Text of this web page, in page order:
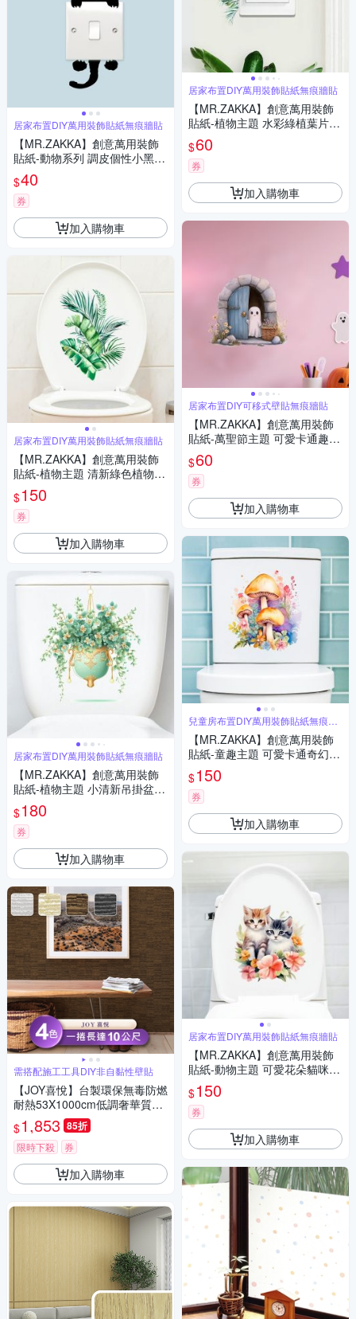
居家布置DIY萬用裝飾貼紙無痕牆貼
【MR.ZAKKA】創意萬用裝飾
貼紙-動物系列 調皮個性小黑貓
居家布置 DIY可移式壁貼 無痕
壁貼 牆貼
$40
券
加入購物車
居家布置DIY萬用裝飾貼紙無痕牆貼
【MR.ZAKKA】創意萬用裝飾
貼紙-植物主題 清新綠色植物 I
款 居家布置 DIY可移式壁貼 無
痕壁貼 牆貼
$150
券
加入購物車
居家布置DIY萬用裝飾貼紙無痕牆貼
【MR.ZAKKA】創意萬用裝飾
貼紙-植物主題 小清新吊掛盆栽
居家節慶布置 DIY可移式壁貼
無痕壁貼 牆貼
$180
券
加入購物車
需搭配施工工具DIY非自黏性壁貼
【JOY喜悅】台製環保無毒防燃
耐熱53X1000cm低調奢華質感
壁紙/壁貼3捲
$1,853 85折
限時下殺 券
加入購物車
居家布置DIY萬用裝飾貼紙無痕牆貼
【MR.ZAKKA】創意萬用裝飾
貼紙-植物主題 水彩綠植葉片
居家節慶布置 DIY可移式壁貼
無痕壁貼 牆貼
$60
券
加入購物車
居家布置DIY可移式壁貼無痕牆貼
【MR.ZAKKA】創意萬用裝飾
貼紙-萬聖節主題 可愛卡通趣味
小幽靈 居家布置 DIY可移式壁
貼 無痕壁貼 牆貼
$60
券
加入購物車
兒童房布置DIY萬用裝飾貼紙無痕牆
貼
【MR.ZAKKA】創意萬用裝飾
貼紙-童趣主題 可愛卡通奇幻磨
菇 A款 兒童房布置 DIY可移式
壁貼 無痕壁貼 牆貼
$150
券
加入購物車
居家布置DIY萬用裝飾貼紙無痕牆貼
【MR.ZAKKA】創意萬用裝飾
貼紙-動物主題 可愛花朵貓咪 C
款 居家空間布置 DIY可移式壁
貼 無痕壁貼 牆貼
$150
券
加入購物車